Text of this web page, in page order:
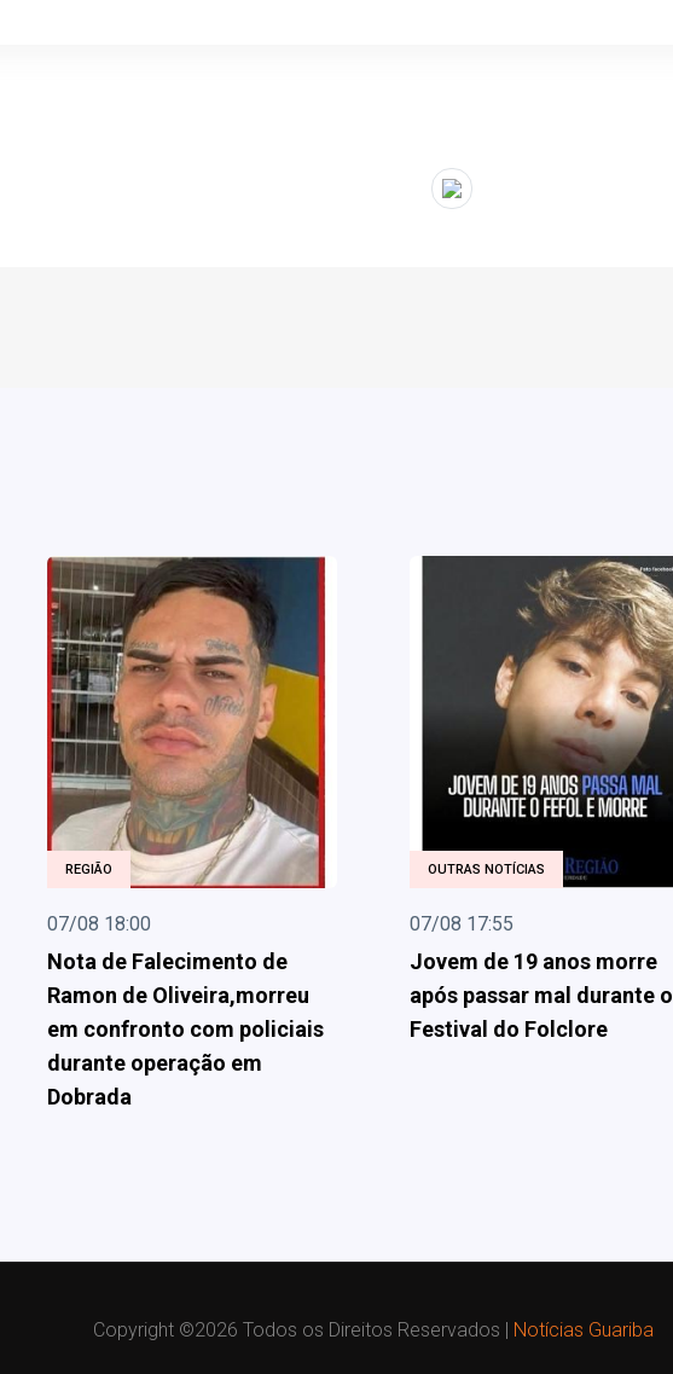
REGIÃO
07/08 18:00
Nota de Falecimento de
Ramon de Oliveira,morreu
em confronto com policiais
durante operação em
Dobrada
OUTRAS NOTÍCIAS
07/08 17:55
Jovem de 19 anos morre
após passar mal durante o
Festival do Folclore
Copyright ©2026 Todos os Direitos Reservados | Notícias Guariba